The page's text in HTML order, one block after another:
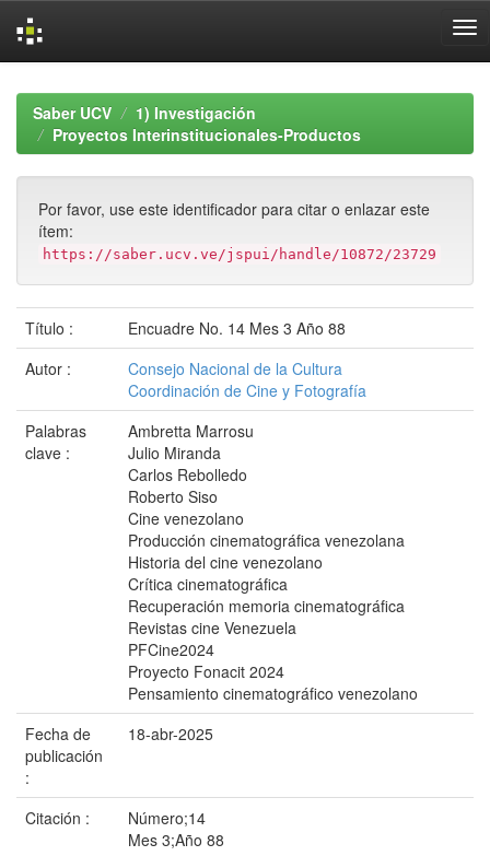
navigationSaber UCV
1) Investigación
Proyectos Interinstitucionales-Productos
Por favor, use este identificador para citar o enlazar este
ítem:
https://saber.ucv.ve/jspui/handle/10872/23729
Título :
Encuadre No. 14 Mes 3 Año 88
Autor :
Consejo Nacional de la Cultura
Coordinación de Cine y Fotografía
Palabras
clave :
Ambretta Marrosu
Julio Miranda
Carlos Rebolledo
Roberto Siso
Cine venezolano
Producción cinematográfica venezolana
Historia del cine venezolano
Crítica cinematográfica
Recuperación memoria cinematográfica
Revistas cine Venezuela
PFCine2024
Proyecto Fonacit 2024
Pensamiento cinematográfico venezolano
Fecha de
publicación
:
18-abr-2025
Citación :
Número;14
Mes 3;Año 88